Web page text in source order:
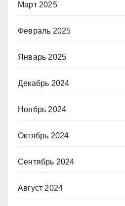
Март 2025
Февраль 2025
Январь 2025
Декабрь 2024
Ноябрь 2024
Октябрь 2024
Сентябрь 2024
Август 2024